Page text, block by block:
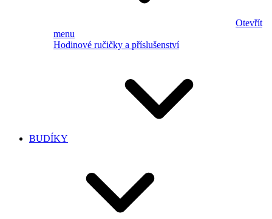
Otevřít
menu
Hodinové ručičky a příslušenství
BUDÍKY